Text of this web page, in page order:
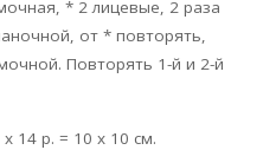
* 2 лицевые, 2 раза
от * повторять,
Повторять 1-й и 2-й
х 14 р. = 10 х 10 см.